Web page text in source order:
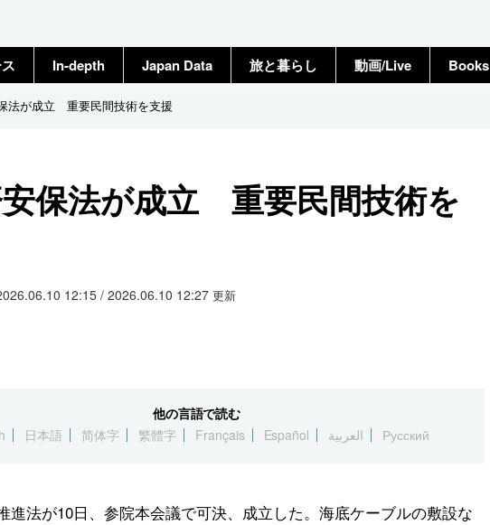
In-depth Japan Data 旅と暮らし 動画/Live Books
法が成立 重要民間技術を支援
保法が成立 重要民間技術を
12:15 / 2026.06.10 12:27 更新
他の言語で読む
日本語 简体字 繁體字 Français Español العربية Русский
進法が10日、参院本会議で可決、成立した。海底ケーブルの敷設な